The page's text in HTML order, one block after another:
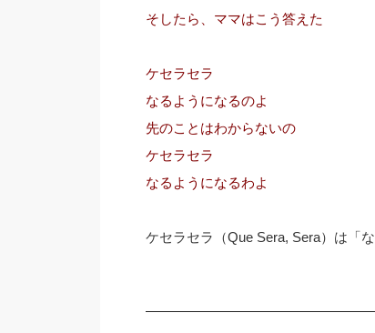
そしたら、ママはこう答えた
ケセラセラ
なるようになるのよ
先のことはわからないの
ケセラセラ
なるようになるわよ
ケセラセラ（Que Sera, Sera）は「